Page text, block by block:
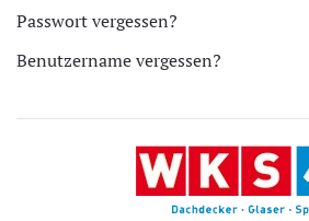
Passwort vergessen?
Benutzername vergessen?